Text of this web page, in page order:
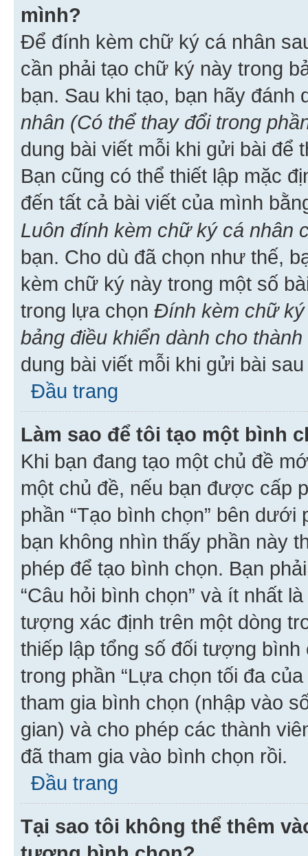
mình?
Để đính kèm chữ ký cá nhân
cần phải tạo chữ ký này trong
bạn. Sau khi tạo, bạn hãy
nhân (Có thể thay đổi trong
dung bài viết mỗi khi gửi bài để
Bạn cũng có thể thiết lập mặc
đến tất cả bài viết của mình
Luôn đính kèm chữ ký cá nhân
bạn. Cho dù đã chọn như thế,
kèm chữ ký này trong một số
trong lựa chọn Đính kèm chữ
bảng điều khiển dành cho
dung bài viết mỗi khi gửi bài sau
Đầu trang
Làm sao để tôi tạo một bình
Khi bạn đang tạo một chủ đề
một chủ đề, nếu bạn được cấp
phần “Tạo bình chọn” bên
bạn không nhìn thấy phần này
phép để tạo bình chọn. Bạn
“Câu hỏi bình chọn” và ít nhất
tượng xác định trên một dòng
thiếp lập tổng số đối tượng
trong phần “Lựa chọn tối đa
tham gia bình chọn (nhập vào
gian) và cho phép các thành
đã tham gia vào bình chọn rồi.
Đầu trang
Tại sao tôi không thể thêm